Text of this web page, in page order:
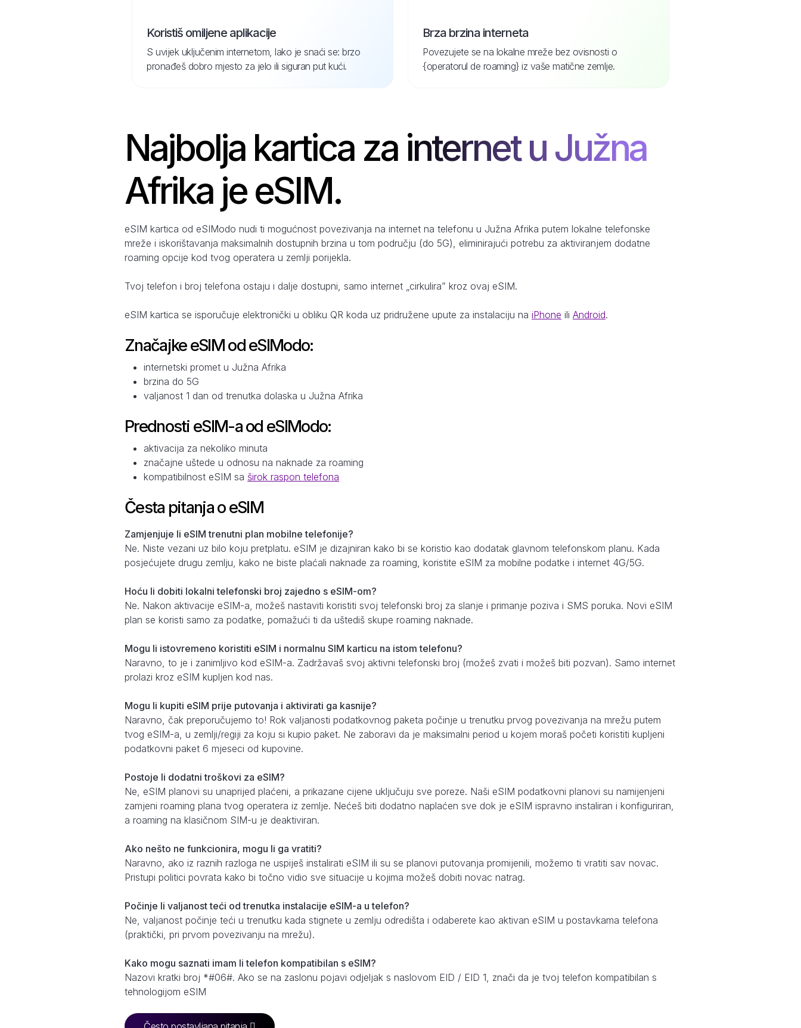
Koristiš omiljene aplikacije
S uvijek uključenim internetom, lako je snaći se: brzo
pronađeš dobro mjesto za jelo ili siguran put kući.
Brza brzina interneta
Povezujete se na lokalne mreže bez ovisnosti o
{operatorul de roaming} iz vaše matične zemlje.
Najbolja kartica za internet u Južna
Afrika je eSIM.
eSIM kartica od eSIModo nudi ti mogućnost povezivanja na internet na telefonu u Južna Afrika putem lokalne telefonske
mreže i iskorištavanja maksimalnih dostupnih brzina u tom području (do 5G), eliminirajući potrebu za aktiviranjem dodatne
roaming opcije kod tvog operatera u zemlji porijekla.
Tvoj telefon i broj telefona ostaju i dalje dostupni, samo internet „cirkulira” kroz ovaj eSIM.
eSIM kartica se isporučuje elektronički u obliku QR koda uz pridružene upute za instalaciju na iPhone ili Android.
Značajke eSIM od eSIModo:
internetski promet u Južna Afrika
brzina do 5G
valjanost 1 dan od trenutka dolaska u Južna Afrika
Prednosti eSIM-a od eSIModo:
aktivacija za nekoliko minuta
značajne uštede u odnosu na naknade za roaming
kompatibilnost eSIM sa širok raspon telefona
Česta pitanja o eSIM
Zamjenjuje li eSIM trenutni plan mobilne telefonije?
Ne. Niste vezani uz bilo koju pretplatu. eSIM je dizajniran kako bi se koristio kao dodatak glavnom telefonskom planu. Kada
posjećujete drugu zemlju, kako ne biste plaćali naknade za roaming, koristite eSIM za mobilne podatke i internet 4G/5G.
Hoću li dobiti lokalni telefonski broj zajedno s eSIM-om?
Ne. Nakon aktivacije eSIM-a, možeš nastaviti koristiti svoj telefonski broj za slanje i primanje poziva i SMS poruka. Novi eSIM
plan se koristi samo za podatke, pomažući ti da uštediš skupe roaming naknade.
Mogu li istovremeno koristiti eSIM i normalnu SIM karticu na istom telefonu?
Naravno, to je i zanimljivo kod eSIM-a. Zadržavaš svoj aktivni telefonski broj (možeš zvati i možeš biti pozvan). Samo internet
prolazi kroz eSIM kupljen kod nas.
Mogu li kupiti eSIM prije putovanja i aktivirati ga kasnije?
Naravno, čak preporučujemo to! Rok valjanosti podatkovnog paketa počinje u trenutku prvog povezivanja na mrežu putem
tvog eSIM-a, u zemlji/regiji za koju si kupio paket. Ne zaboravi da je maksimalni period u kojem moraš početi koristiti kupljeni
podatkovni paket 6 mjeseci od kupovine.
Postoje li dodatni troškovi za eSIM?
Ne, eSIM planovi su unaprijed plaćeni, a prikazane cijene uključuju sve poreze. Naši eSIM podatkovni planovi su namijenjeni
zamjeni roaming plana tvog operatera iz zemlje. Nećeš biti dodatno naplaćen sve dok je eSIM ispravno instaliran i konfiguriran,
a roaming na klasičnom SIM-u je deaktiviran.
Ako nešto ne funkcionira, mogu li ga vratiti?
Naravno, ako iz raznih razloga ne uspiješ instalirati eSIM ili su se planovi putovanja promijenili, možemo ti vratiti sav novac.
Pristupi politici povrata kako bi točno vidio sve situacije u kojima možeš dobiti novac natrag.
Počinje li valjanost teći od trenutka instalacije eSIM-a u telefon?
Ne, valjanost počinje teći u trenutku kada stignete u zemlju odredišta i odaberete kao aktivan eSIM u postavkama telefona
(praktički, pri prvom povezivanju na mrežu).
Kako mogu saznati imam li telefon kompatibilan s eSIM?
Nazovi kratki broj *#06#. Ako se na zaslonu pojavi odjeljak s naslovom EID / EID 1, znači da je tvoj telefon kompatibilan s
tehnologijom eSIM